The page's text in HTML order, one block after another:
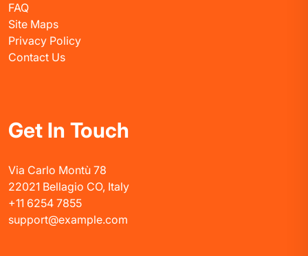
FAQ
Site Maps
Privacy Policy
Contact Us
Get In Touch
Via Carlo Montù 78
22021 Bellagio CO, Italy
+11 6254 7855
support@example.com